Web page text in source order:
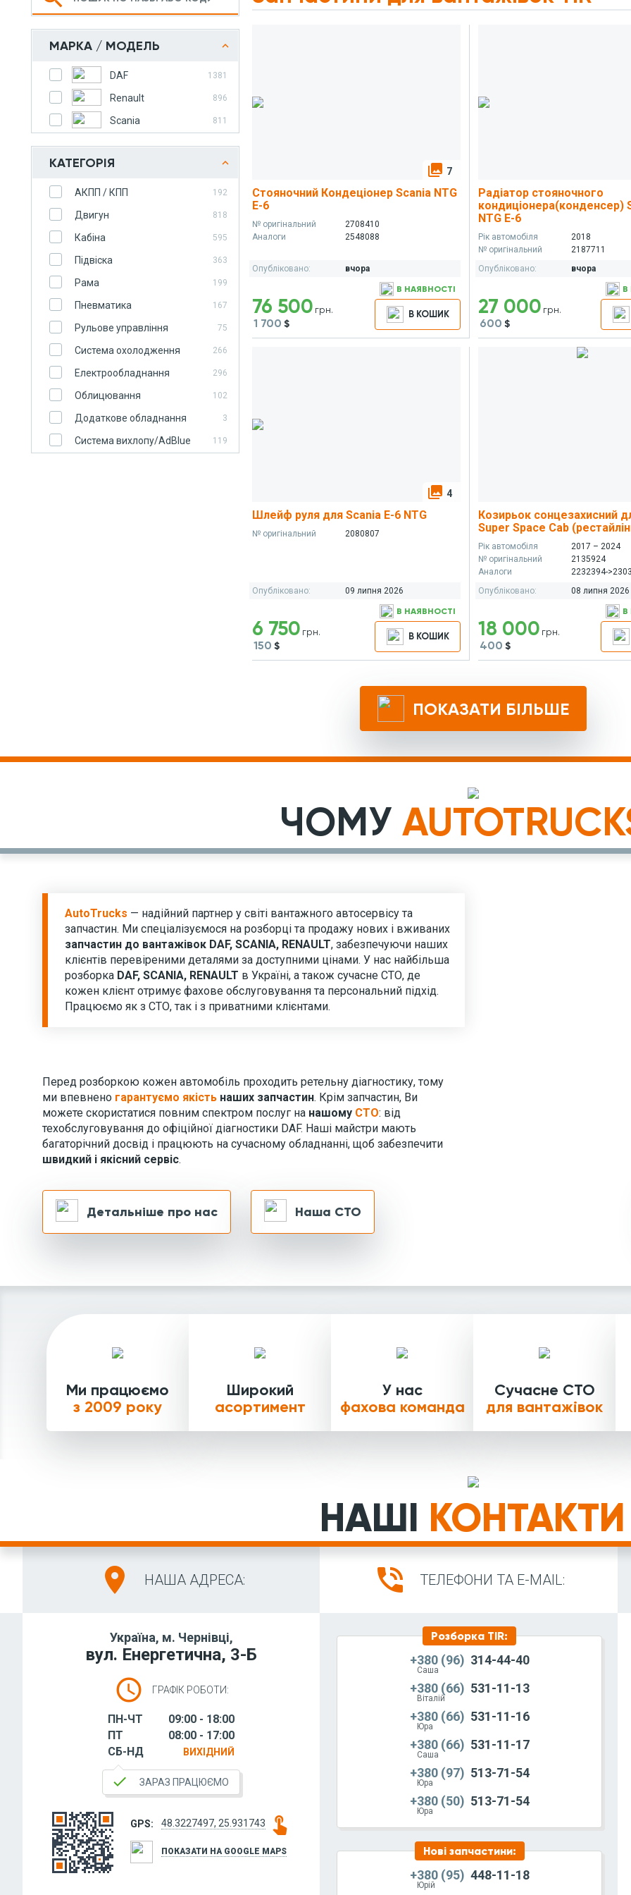
МАРКА / МОДЕЛЬ
DAF 1381
Renault 896
Scania 811
КАТЕГОРІЯ
АКПП / КПП 192
Двигун 818
Кабіна 595
Підвіска 363
Рама 199
Пневматика 167
Рульове управління 75
Система охолодження 266
Електрообладнання 296
Облицювання 102
Додаткове обладнання 3
Система вихлопу/AdBlue 119
photo_library 7
Стояночний Кондеціонер Scania NTG
E-6
№ оригінальний
2708410
Аналоги
2548088
Опубліковано: вчора
76 500 грн.
1 700 $
В НАЯВНОСТІ
В КОШИК
Радіатор стояночного
кондиціонера(конденсер)
NTG E-6
Рік автомобіля
2018
№ оригінальний
2187711
Опубліковано:
вчора
27 000 грн.
600 $
В
photo_library 4
Шлейф руля для Scania E-6 NTG
№ оригінальний 2080807
Опубліковано: 09 липня 2026
6 750 грн.
150 $
В НАЯВНОСТІ
В КОШИК
Козирьок сонцезахисний
Super Space Cab
Рік автомобіля
2017 – 2024
№ оригінальний
2135924
Аналоги
2232394-
Опубліковано:
08 липня 2026
18 000 грн.
400 $
В
ПОКАЗАТИ БІЛЬШЕ
ЧОМУ
AutoTrucks — надійний партнер у світі вантажного автосервісу та
запчастин. Ми спеціалізуємося на розборці та продажу нових і вживаних
запчастин до вантажівок DAF, SCANIA, RENAULT, забезпечуючи наших
клієнтів перевіреними деталями за доступними цінами. У нас найбільша
розборка DAF, SCANIA, RENAULT в Україні, а також сучасне СТО, де
кожен клієнт отримує фахове обслуговування та персональний підхід.
Працюємо як з СТО, так і з приватними клієнтами.
Перед розборкою кожен автомобіль проходить ретельну діагностику, тому
ми впевнено гарантуємо якість наших запчастин. Крім запчастин, Ви
можете скористатися повним спектром послуг на нашому СТО: від
техобслуговування до офіційної діагностики DAF. Наші майстри мають
багаторічний досвід і працюють на сучасному обладнанні, щоб забезпечити
швидкий і якісний сервіс.
Детальніше про нас Наша СТО
Ми працюємо
з 2009 року
Широкий
асортимент
У нас
фахова команда
Сучасне СТО
для вантажівок
НАШІ КОНТАКТИ
location_on НАША АДРЕСА:
Україна, м. Чернівці,
вул. Енергетична, 3-Б
schedule ГРАФІК РОБОТИ:
ПН-ЧТ
09:00 - 18:00
ПТ
08:00 - 17:00
СБ-НД
ВИХІДНИЙ
done ЗАРАЗ ПРАЦЮЄМО
GPS: 48.3227497, 25.931743 touch_app
ПОКАЗАТИ НА GOOGLE MAPS
phone_in_talk ТЕЛЕФОНИ ТА E-MAIL:
Розборка ТІR:
+380 (96) 314-44-40
Саша
+380 (66) 531-11-13
Віталій
+380 (66) 531-11-16
Юра
+380 (66) 531-11-17
Саша
+380 (97) 513-71-54
Юра
+380 (50) 513-71-54
Юра
Нові запчастини:
+380 (95) 448-11-18
Юрій